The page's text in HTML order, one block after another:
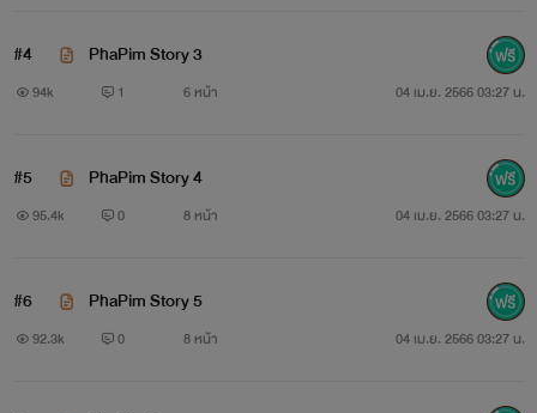
#4 PhaPim Story 3
94k 1 6 หน้า 04 เม.ย. 2566 03:27 น.
#5 PhaPim Story 4
95.4k 0 8 หน้า 04 เม.ย. 2566 03:27 น.
#6 PhaPim Story 5
92.3k 0 8 หน้า 04 เม.ย. 2566 03:27 น.